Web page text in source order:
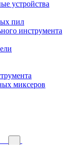
устройства
пил
инструмента
миксеров